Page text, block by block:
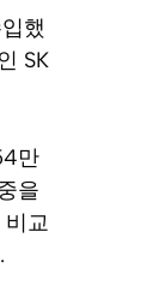
했
SK
만
을
교